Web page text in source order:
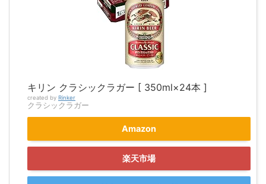
キリン クラシックラガー [ 350ml×24本 ]
created by Rinker
クラシックラガー
Amazon
楽天市場